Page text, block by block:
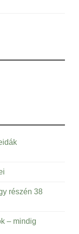
részén 38
– mindig